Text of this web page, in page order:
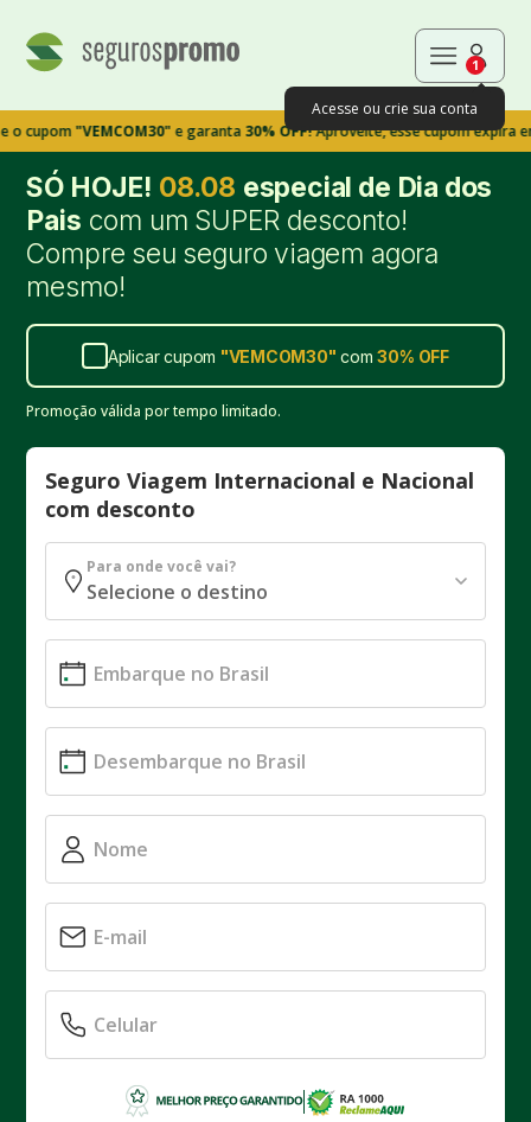
1
Acesse ou crie sua conta
"VEMCOM30"e garanta30% OFF!Aproveite, esse cupom expira em
SÓ HOJE! 08.08 especial de Dia dos
Pais com um SUPER desconto!
Compre seu seguro viagem agora
mesmo!
Aplicar cupom "VEMCOM30" com30% OFF
Promoção válida por tempo limitado.
Seguro Viagem Internacional e Nacional
com desconto
Para onde você vai?